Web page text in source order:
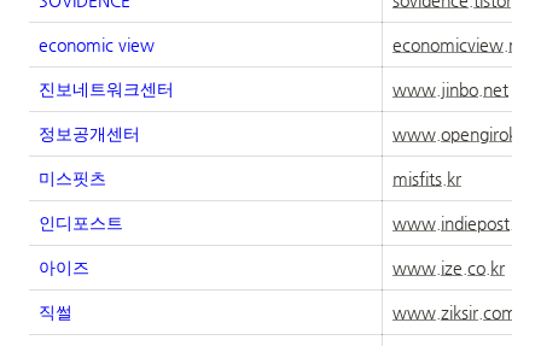
economic view economicview.net
진보네트워크센터 www.jinbo.net
정보공개센터
미스핏츠 misfits.kr
인디포스트
아이즈 www.ize.co.kr
직썰 www.ziksir.com